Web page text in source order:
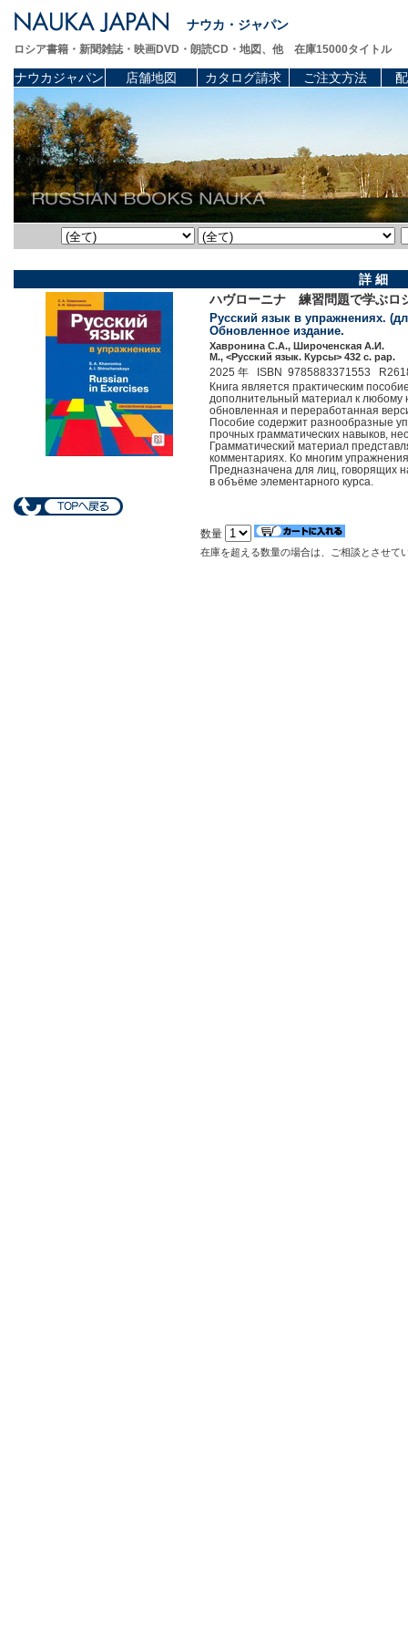
ナウカ・ジャパン
ロシア書籍・新聞雑誌・映画DVD・朗読CD・地図、他 在庫15000タイトル
ナウカジャパン 店舗地図 カタログ請求 ご注文方法
詳 細
ハヴローニナ 練習問題で学ぶ
Русский язык в упражнениях.
Обновленное издание.
Хавронина С.А., Широченская А.И.
М., <Русский язык. Курсы> 432 c. pap.
2025 年 ISBN 9785883371553
Книга является практическим
дополнительный материал к любому
обновленная и переработанная
Пособие содержит разнообразные
прочных грамматических навыков,
Грамматический материал
комментариях. Ко многим
Предназначена для лиц, говорящих
в объёме элементарного курса.
数量
在庫を超える数量の場合は、ご相談とさせて